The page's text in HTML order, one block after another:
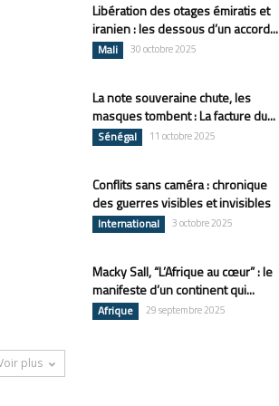
Libération des otages émiratis et
iranien : les dessous d’un accord...
Mali 30 octobre 2025
La note souveraine chute, les
masques tombent : La facture du...
Sénégal 11 octobre 2025
Conflits sans caméra : chronique
des guerres visibles et invisibles
International 3 octobre 2025
Macky Sall, “L’Afrique au cœur” : le
manifeste d’un continent qui...
Afrique 29 septembre 2025
plus